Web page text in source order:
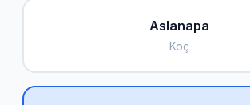
Aslanapa
Koç